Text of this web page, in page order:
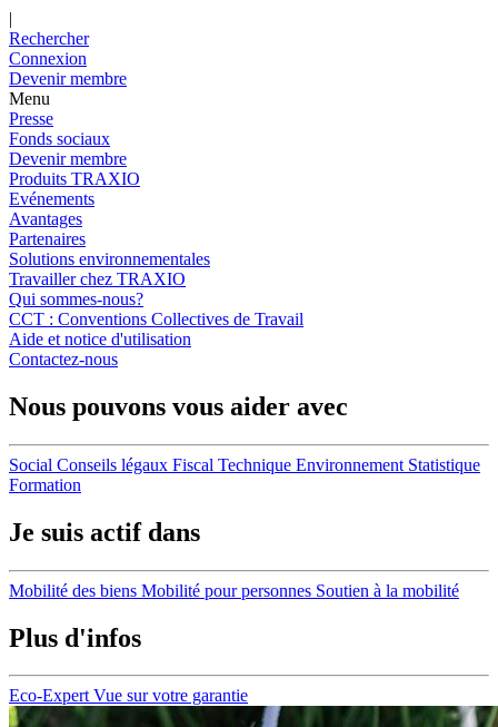
|
Rechercher
Connexion
Devenir membre
Menu
Presse
Fonds sociaux
Devenir membre
Produits TRAXIO
Evénements
Avantages
Partenaires
Solutions environnementales
Travailler chez TRAXIO
Qui sommes-nous?
CCT : Conventions Collectives de Travail
Aide et notice d'utilisation
Contactez-nous
Nous pouvons vous aider avec
Social Conseils légaux Fiscal Technique Environnement Statistique
Formation
Je suis actif dans
Mobilité des biens Mobilité pour personnes Soutien à la mobilité
Plus d'infos
Eco-Expert Vue sur votre garantie